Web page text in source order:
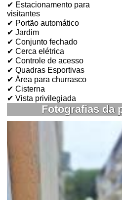
✔ Estacionamento para
visitantes
✔ Portão automático
✔ Jardim
✔ Conjunto fechado
✔ Cerca elétrica
✔ Controle de acesso
✔ Quadras Esportivas
✔ Área para churrasco
✔ Cisterna
✔ Vista privilegiada
Fotografias da